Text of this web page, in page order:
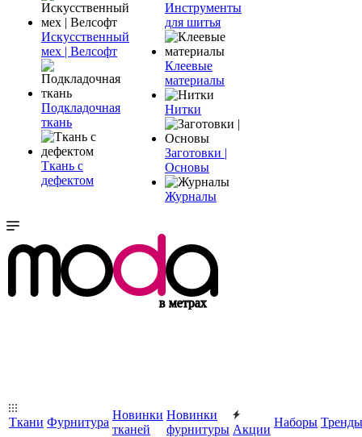
Искусственный
мех | Велсофт
Подкладочная
ткань
Ткань с
дефектом
Инструменты
для шитья
Клеевые
материалы
Нитки
Заготовки |
Основы
Журналы
Ткани Фурнитура
Новинки
тканей
Новинки
фурнитуры Акции
Наборы Тренды